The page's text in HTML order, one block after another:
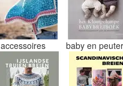
accessoires baby en